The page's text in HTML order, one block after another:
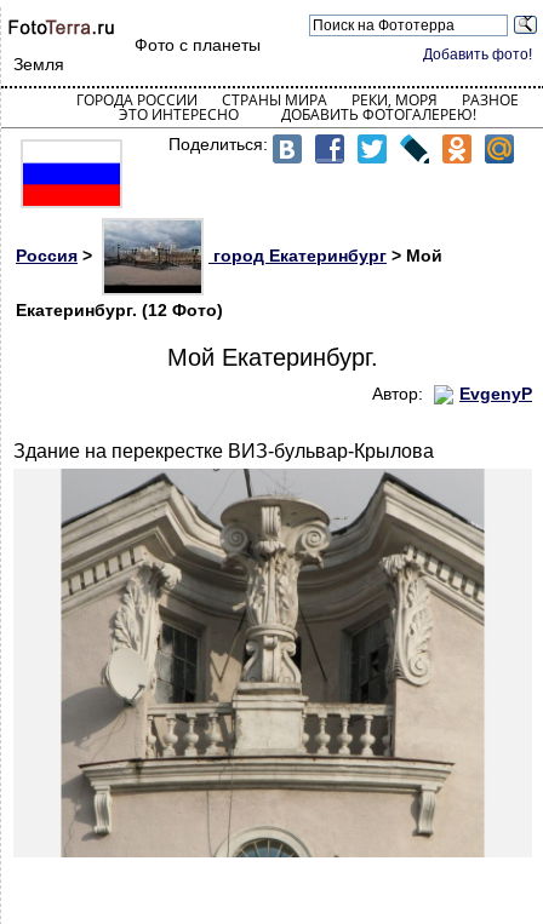
Добавить фото!
Фото с планеты
Земля
ГОРОДА РОССИИ СТРАНЫ МИРА РЕКИ, МОРЯ РАЗНОЕ
ЭТО ИНТЕРЕСНО ДОБАВИТЬ ФОТОГАЛЕРЕЮ!
Поделиться:
Россия > город Екатеринбург > Мой
Екатеринбург. (12 Фото)
Мой Екатеринбург.
Автор: EvgenyP
Здание на перекрестке ВИЗ-бульвар-Крылова